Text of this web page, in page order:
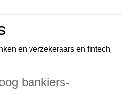
en verzekeraars en fintech
bankiers-